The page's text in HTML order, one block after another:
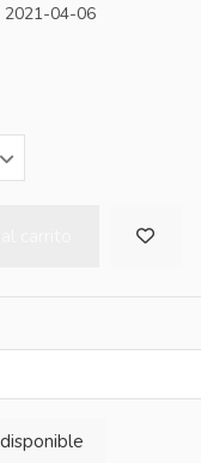
2021-04-06